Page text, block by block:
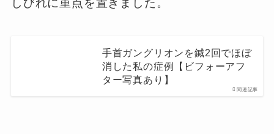
しびれに重点を置きました。
関連記事
手首ガングリオンを鍼2回でほぼ
消した私の症例【ビフォーアフ
ター写真あり】